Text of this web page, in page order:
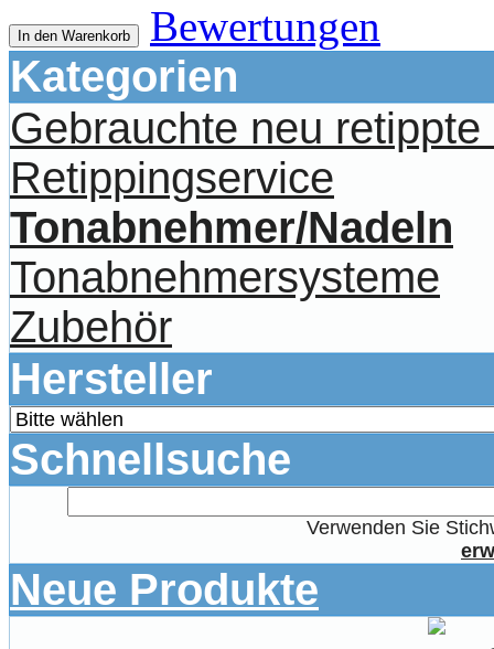
In den Warenkorb Bewertungen
Kategorien
Gebrauchte neu
Retippingservice
Tonabnehmer/Nadeln
Tonabnehmersysteme
Zubehör
Hersteller
Schnellsuche
Verwenden Sie
Neue Produkte